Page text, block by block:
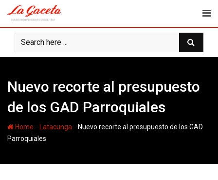
content
Nuevo recorte al presupuesto
de los GAD Parroquiales
Home - Latacunga - Nuevo recorte al presupuesto de los GAD
Parroquiales